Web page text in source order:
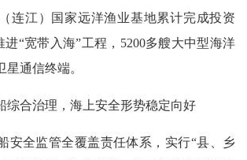
连江）国家远洋渔业基地累计完成投资
进“宽带入海”工程，5200多艘大中型海洋
通信终端。
合治理，海上安全形势稳定向好
全监管全覆盖责任体系，实行“县、乡